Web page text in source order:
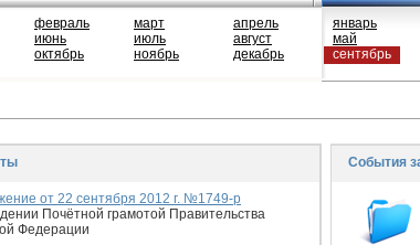
февраль
июнь
октябрь
март
июль
ноябрь
апрель
август
декабрь
январь
май
сентябрь
от 22 сентября 2012 г. №1749-р
Почётной грамотой Правительства
Федерации
События